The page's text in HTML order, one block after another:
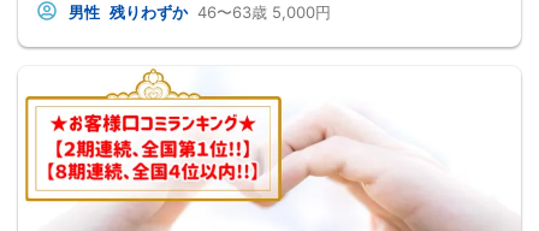
男性 残りわずか 46〜63歳 5,000円